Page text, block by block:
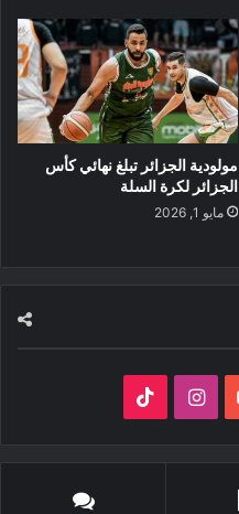
مولودية الجزائر تبلغ نهائي كأس
الجزائر لكرة السلة
مايو 1, 2026
‫YouTubeانستقرام